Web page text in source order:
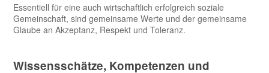
Essentiell für eine auch wirtschaftlich erfolgreich soziale
Gemeinschaft, sind gemeinsame Werte und der gemeinsame
Glaube an Akzeptanz, Respekt und Toleranz.
Wissensschätze, Kompetenzen und